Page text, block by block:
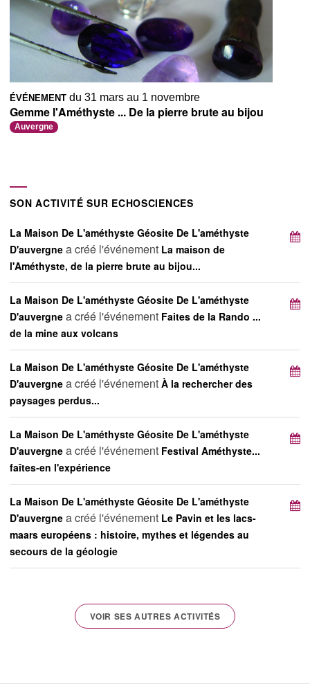
ÉVÉNEMENT du 31 mars au 1 novembre
Gemme l'Améthyste ... De la pierre brute au bijou
Auvergne
SON ACTIVITÉ SUR ECHOSCIENCES
La Maison De L'améthyste Géosite De L'améthyste
D'auvergne a créé l'événement La maison de
l'Améthyste, de la pierre brute au bijou...
La Maison De L'améthyste Géosite De L'améthyste
D'auvergne a créé l'événement Faites de la Rando ...
de la mine aux volcans
La Maison De L'améthyste Géosite De L'améthyste
D'auvergne a créé l'événementÀ la rechercher des
paysages perdus...
La Maison De L'améthyste Géosite De L'améthyste
D'auvergne a créé l'événement Festival Améthyste...
faîtes-en l'expérience
La Maison De L'améthyste Géosite De L'améthyste
D'auvergne a créé l'événement Le Pavin et les lacs-
maars européens : histoire, mythes et légendes au
secours de la géologie
VOIR SES AUTRES ACTIVITÉS